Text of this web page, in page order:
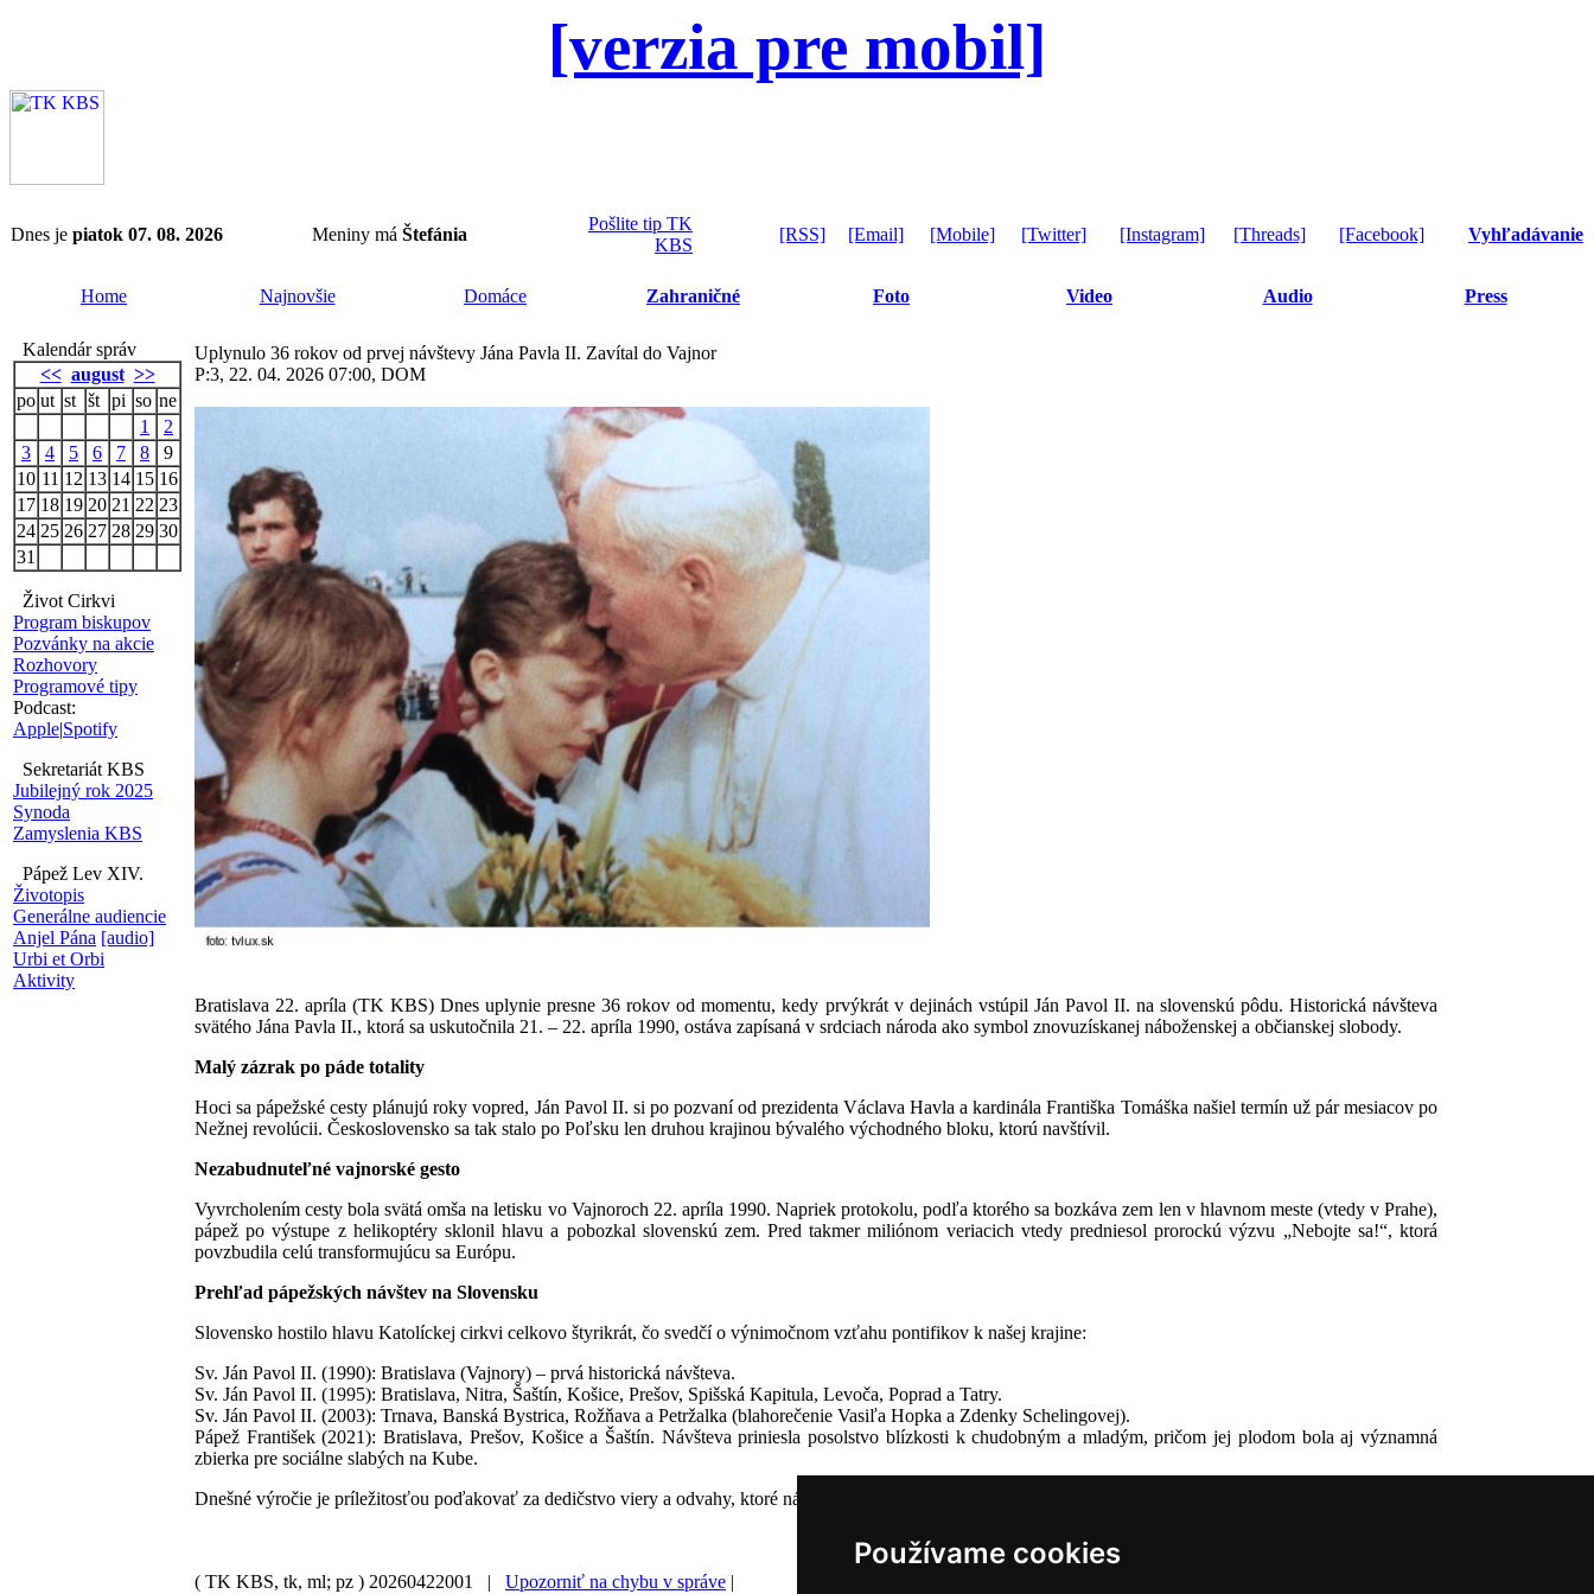
Používame cookies
[verzia pre mobil]
Dnes je piatok 07. 08. 2026 Meniny má Štefánia
Pošlite tip TK
KBS
[RSS] [Email] [Mobile] [Twitter] [Instagram] [Threads] [Facebook] Vyhľadávanie
Home Najnovšie Domáce Zahraničné Foto Video Audio Press
Kalendár správ
<< august >>
po ut st št pi so ne
1
2
3
4 5 6 7 8
9
10 11 12 13 14 15 16
17 18 19 20 21 22 23
24 25 26 27 28 29 30
31
Život Cirkvi
Program biskupov
Pozvánky na akcie
Rozhovory
Programové tipy
Podcast:
Apple|Spotify
Sekretariát KBS
Jubilejný rok 2025
Synoda
Zamyslenia KBS
Pápež Lev XIV.
Životopis
Generálne audiencie
Anjel Pána [audio]
Urbi et Orbi
Aktivity
Uplynulo 36 rokov od prvej návštevy Jána Pavla II. Zavítal do Vajnor
P:3, 22. 04. 2026 07:00, DOM
Bratislava 22. apríla (TK KBS) Dnes uplynie presne 36 rokov od momentu, kedy prvýkrát v dejinách vstúpil Ján Pavol II. na slovenskú pôdu. Historická návšteva
svätého Jána Pavla II., ktorá sa uskutočnila 21. – 22. apríla 1990, ostáva zapísaná v srdciach národa ako symbol znovuzískanej náboženskej a občianskej slobody.
Malý zázrak po páde totality
Hoci sa pápežské cesty plánujú roky vopred, Ján Pavol II. si po pozvaní od prezidenta Václava Havla a kardinála Františka Tomáška našiel termín už pár mesiacov po
Nežnej revolúcii. Československo sa tak stalo po Poľsku len druhou krajinou bývalého východného bloku, ktorú navštívil.
Nezabudnuteľné vajnorské gesto
Vyvrcholením cesty bola svätá omša na letisku vo Vajnoroch 22. apríla 1990. Napriek protokolu, podľa ktorého sa bozkáva zem len v hlavnom meste (vtedy v Prahe),
pápež po výstupe z helikoptéry sklonil hlavu a pobozkal slovenskú zem. Pred takmer miliónom veriacich vtedy predniesol prorockú výzvu „Nebojte sa!“, ktorá
povzbudila celú transformujúcu sa Európu.
Prehľad pápežských návštev na Slovensku
Slovensko hostilo hlavu Katolíckej cirkvi celkovo štyrikrát, čo svedčí o výnimočnom vzťahu pontifikov k našej krajine:
Sv. Ján Pavol II. (1990): Bratislava (Vajnory) – prvá historická návšteva.
Sv. Ján Pavol II. (1995): Bratislava, Nitra, Šaštín, Košice, Prešov, Spišská Kapitula, Levoča, Poprad a Tatry.
Sv. Ján Pavol II. (2003): Trnava, Banská Bystrica, Rožňava a Petržalka (blahorečenie Vasiľa Hopka a Zdenky Schelingovej).
Pápež František (2021): Bratislava, Prešov, Košice a Šaštín. Návšteva priniesla posolstvo blízkosti k chudobným a mladým, pričom jej plodom bola aj významná
zbierka pre sociálne slabých na Kube.
Dnešné výročie je príležitosťou poďakovať za dedičstvo viery a odvahy, ktoré nám títo nástupcovia svätého Petra na našom území zanechali.
( TK KBS, tk, ml; pz ) 20260422001 | Upozorniť na chybu v správe |